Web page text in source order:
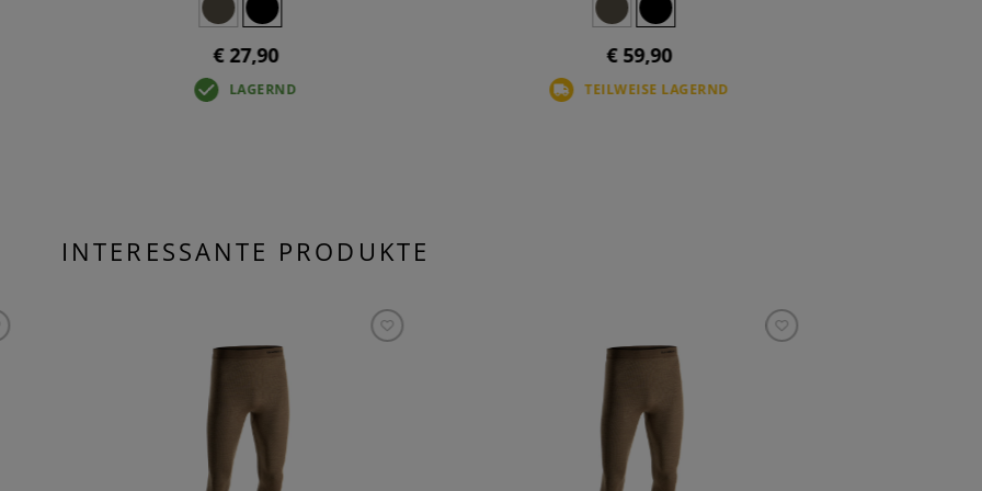
€ 27,90
LAGERND
€ 59,90
TEILWEISE LAGERND
INTERESSANTE PRODUKTE